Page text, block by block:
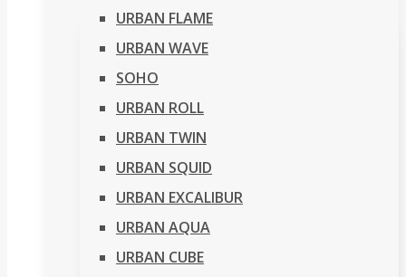
URBAN FLAME
URBAN WAVE
SOHO
URBAN ROLL
URBAN TWIN
URBAN SQUID
URBAN EXCALIBUR
URBAN AQUA
URBAN CUBE